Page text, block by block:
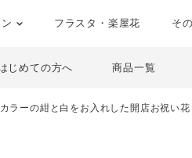
フラスタ・楽屋花 そ
じめての方へ 商品一覧
ラーの紺と白をお入れした開店お祝い花